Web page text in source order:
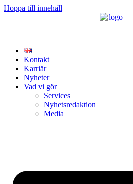
Hoppa till innehåll
Kontakt
Karriär
Nyheter
Vad vi gör
Services
Nyhetsredaktion
Media